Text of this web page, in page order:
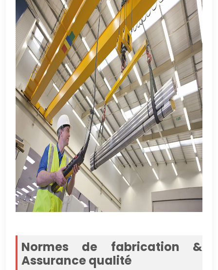
Normes de fabrication &
Assurance qualité